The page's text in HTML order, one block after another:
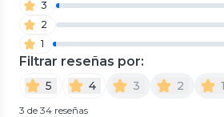
3
2
1
Filtrar reseñas por:
5 4 3 2 1
3 de 34 reseñas